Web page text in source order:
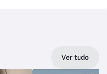
Ver tudo